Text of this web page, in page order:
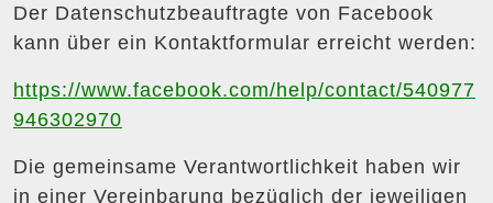
Der Datenschutzbeauftragte von Facebook
kann über ein Kontaktformular erreicht werden:
https://www.facebook.com/help/contact/540977
946302970
Die gemeinsame Verantwortlichkeit haben wir
in einer Vereinbarung bezüglich der jeweiligen